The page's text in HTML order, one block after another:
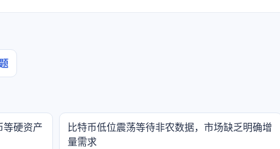
等硬资产
比特币低位震荡等待非农数据，市场缺乏明确增
量需求